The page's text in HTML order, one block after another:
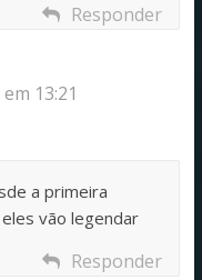
Responder
13:21
a primeira
vão legendar
Responder